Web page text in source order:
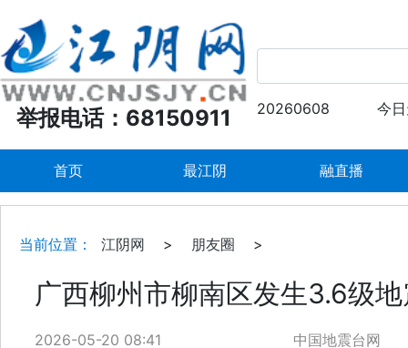
举报电话：68150911 20260608 今
首页 最江阴 融直播
当前位置： 江阴网 > 朋友圈 >
广西柳州市柳南区发生3.6级
2026-05-20 08:41 中国地震台网